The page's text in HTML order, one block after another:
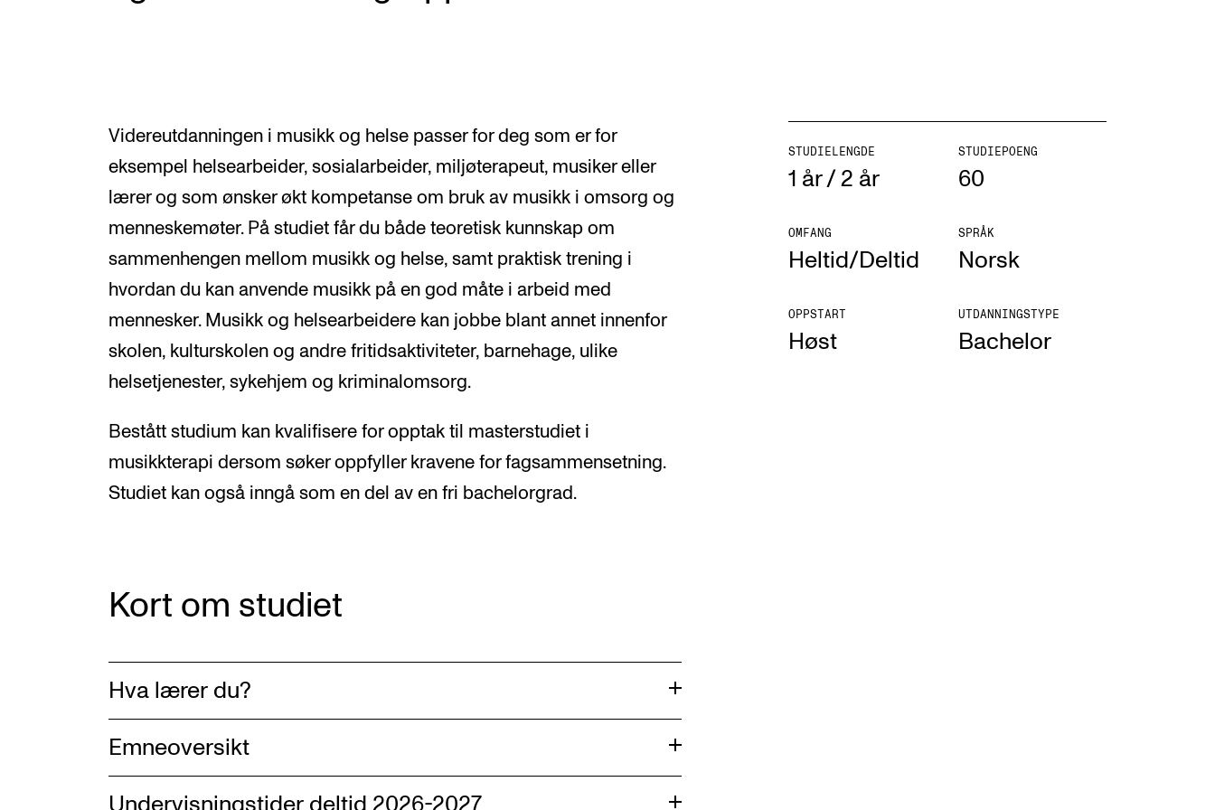
STUDIELENGDE
1 år / 2 år
STUDIEPOENG
60
OMFANG
Heltid/Deltid
SPRÅK
Norsk
OPPSTART
Høst
UTDANNINGSTYPE
Bachelor
Videreutdanningen i musikk og helse passer for deg som er for
eksempel helsearbeider, sosialarbeider, miljøterapeut, musiker eller
lærer og som ønsker økt kompetanse om bruk av musikk i omsorg og
menneskemøter. På studiet får du både teoretisk kunnskap om
sammenhengen mellom musikk og helse, samt praktisk trening i
hvordan du kan anvende musikk på en god måte i arbeid med
mennesker. Musikk og helsearbeidere kan jobbe blant annet innenfor
skolen, kulturskolen og andre fritidsaktiviteter, barnehage, ulike
helsetjenester, sykehjem og kriminalomsorg.
Bestått studium kan kvalifisere for opptak til masterstudiet i
musikkterapi dersom søker oppfyller kravene for fagsammensetning.
Studiet kan også inngå som en del av en fri bachelorgrad.
Kort om studiet
Hva lærer du?
Emneoversikt
Undervisningstider deltid 2026-2027